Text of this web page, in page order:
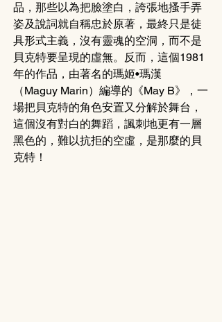
品，那些以為把臉塗白，誇張地搔手弄
姿及說詞就自稱忠於原著，最終只是徒
具形式主義，沒有靈魂的空洞，而不是
貝克特要呈現的虛無。反而，這個1981
年的作品，由著名的瑪姬•瑪漢
（Maguy Marin）編導的《May B》，一
場把貝克特的角色安置又分解於舞台，
這個沒有對白的舞蹈，諷刺地更有一層
黑色的，難以抗拒的空虛，是那麼的貝
克特！